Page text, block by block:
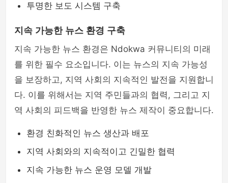
투명한 보도 시스템 구축
지속 가능한 뉴스 환경 구축
지속 가능한 뉴스 환경은 Ndokwa 커뮤니티의 미래
를 위한 필수 요소입니다. 이는 뉴스의 지속 가능성
을 보장하고, 지역 사회의 지속적인 발전을 지원합니
다. 이를 위해서는 지역 주민들과의 협력, 그리고 지
역 사회의 피드백을 반영한 뉴스 제작이 중요합니다.
환경 친화적인 뉴스 생산과 배포
지역 사회와의 지속적이고 긴밀한 협력
지속 가능한 뉴스 운영 모델 개발